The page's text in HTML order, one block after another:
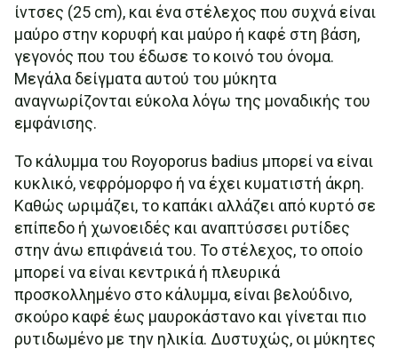
ίντσες (25 cm), και ένα στέλεχος που συχνά είναι
μαύρο στην κορυφή και μαύρο ή καφέ στη βάση,
γεγονός που του έδωσε το κοινό του όνομα.
Μεγάλα δείγματα αυτού του μύκητα
αναγνωρίζονται εύκολα λόγω της μοναδικής του
εμφάνισης.
Το κάλυμμα του Royoporus badius μπορεί να είναι
κυκλικό, νεφρόμορφο ή να έχει κυματιστή άκρη.
Καθώς ωριμάζει, το καπάκι αλλάζει από κυρτό σε
επίπεδο ή χωνοειδές και αναπτύσσει ρυτίδες
στην άνω επιφάνειά του. Το στέλεχος, το οποίο
μπορεί να είναι κεντρικά ή πλευρικά
προσκολλημένο στο κάλυμμα, είναι βελούδινο,
σκούρο καφέ έως μαυροκάστανο και γίνεται πιο
ρυτιδωμένο με την ηλικία. Δυστυχώς, οι μύκητες